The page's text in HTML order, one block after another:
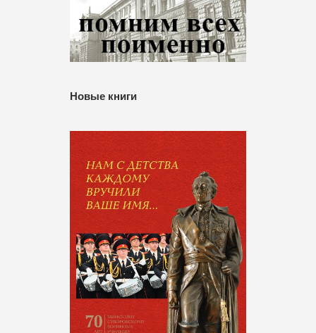
Новые книги